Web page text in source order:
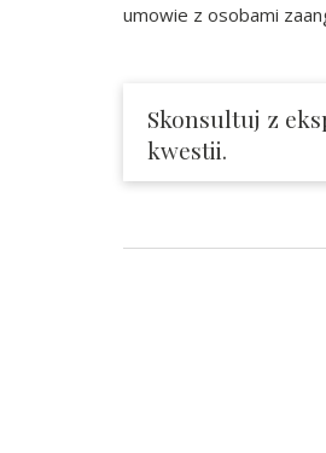
umowie z osobami
Skonsultuj z
kwestii.